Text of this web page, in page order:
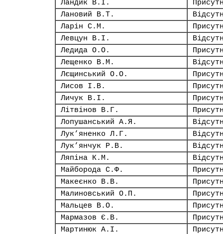
Ландик В.І.
Лановий В.Т.
Ларін С.М.
Левцун В.І.
Ледида О.О.
Лещенко В.М.
Лєщинський О.О.
Лисов І.В.
Личук В.І.
Літвінов В.Г.
Лопушанський А.Я.
Лук’яненко Л.Г.
Лук’янчук Р.В.
Ляпіна К.М.
Майборода С.Ф.
Макеєнко В.В.
Малиновський О.П.
Мальцев В.О.
Мармазов Є.В.
Мартинюк А.І.